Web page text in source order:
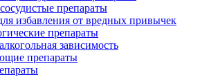
препараты
избавления от вредных привычек
препараты
зависимость
препараты